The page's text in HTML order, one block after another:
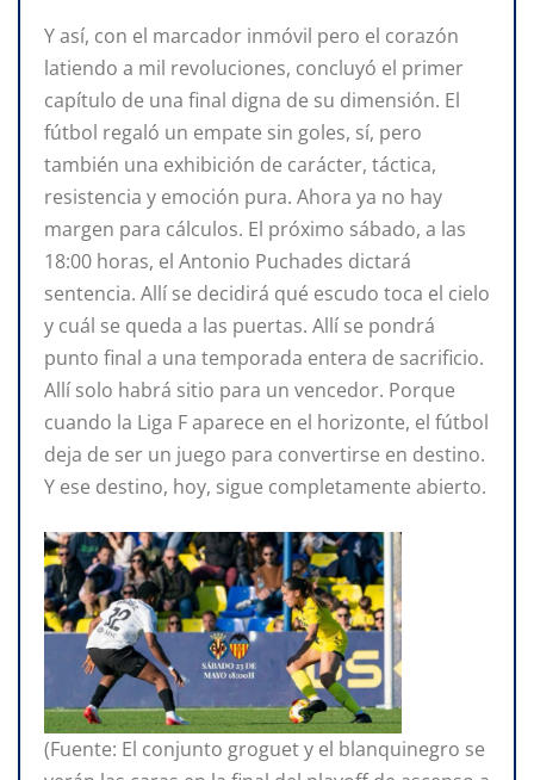
Y así, con el marcador inmóvil pero el corazón
latiendo a mil revoluciones, concluyó el primer
capítulo de una final digna de su dimensión. El
fútbol regaló un empate sin goles, sí, pero
también una exhibición de carácter, táctica,
resistencia y emoción pura. Ahora ya no hay
margen para cálculos. El próximo sábado, a las
18:00 horas, el Antonio Puchades dictará
sentencia. Allí se decidirá qué escudo toca el cielo
y cuál se queda a las puertas. Allí se pondrá
punto final a una temporada entera de sacrificio.
Allí solo habrá sitio para un vencedor. Porque
cuando la Liga F aparece en el horizonte, el fútbol
deja de ser un juego para convertirse en destino.
Y ese destino, hoy, sigue completamente abierto.
(Fuente: El conjunto groguet y el blanquinegro se